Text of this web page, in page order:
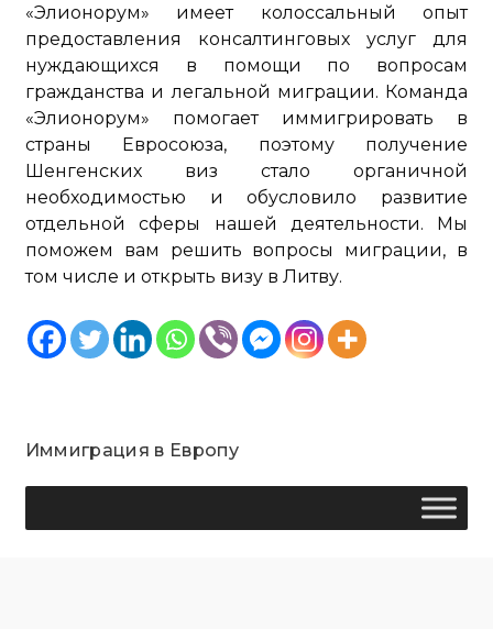
«Элионорум» имеет колоссальный опыт
предоставления консалтинговых услуг для
нуждающихся в помощи по вопросам
гражданства и легальной миграции. Команда
«Элионорум» помогает иммигрировать в
страны Евросоюза, поэтому получение
Шенгенских виз стало органичной
необходимостью и обусловило развитие
отдельной сферы нашей деятельности. Мы
поможем вам решить вопросы миграции, в
том числе и открыть визу в Литву.
Иммиграция в Европу